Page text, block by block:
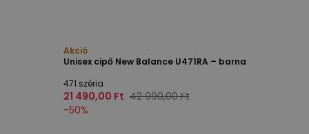
Akció
Unisex cipő New Balance U471RA – barna
471 széria
21 490,00 Ft 42 990,00 Ft
-50%